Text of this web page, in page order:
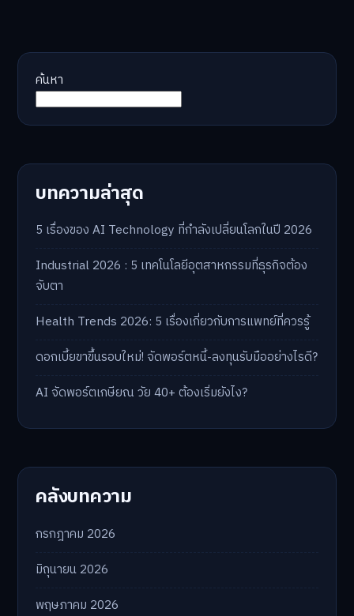
ค้นหา
บทความล่าสุด
5 เรื่องของ AI Technology ที่กำลังเปลี่ยนโลกในปี 2026
Industrial 2026 : 5 เทคโนโลยีอุตสาหกรรมที่ธุรกิจต้อง
จับตา
Health Trends 2026: 5 เรื่องเกี่ยวกับการแพทย์ที่ควรรู้
ดอกเบี้ยขาขึ้นรอบใหม่! จัดพอร์ตหนี้-ลงทุนรับมืออย่างไรดี?
AI จัดพอร์ตเกษียณ วัย 40+ ต้องเริ่มยังไง?
คลังบทความ
กรกฎาคม 2026
มิถุนายน 2026
พฤษภาคม 2026